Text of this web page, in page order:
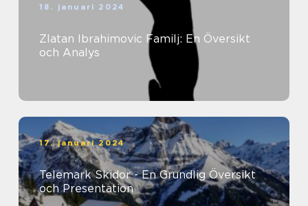
18. januari 2024
Zlatan Ibrahimovic Familj: En Översikt
och Analys
17. januari 2024
Telemark Skidor - En Grundlig Översikt
och Presentation